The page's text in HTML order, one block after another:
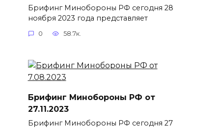
Брифинг Минобороны РФ сегодня 28
ноября 2023 года представляет
0 58.7к.
Брифинг Минобороны РФ от
27.11.2023
Брифинг Минобороны РФ сегодня 27